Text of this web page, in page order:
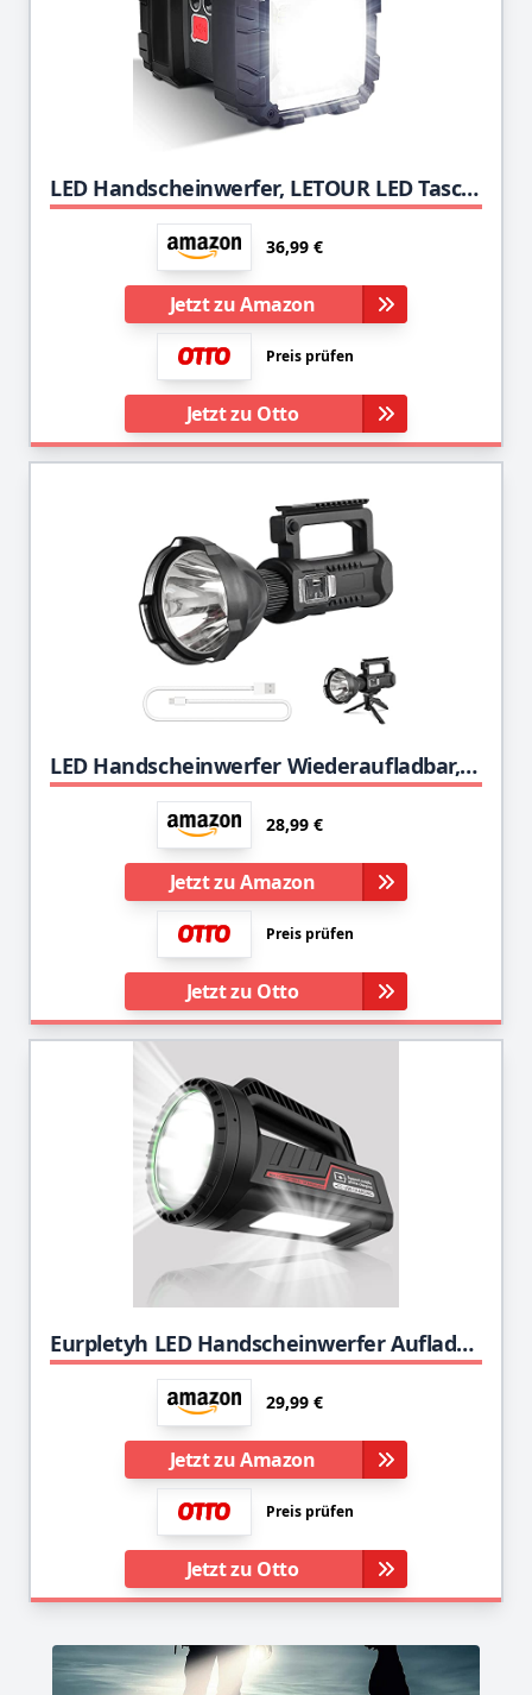
LED Handscheinwerfer, LETOUR LED Taschenlampe 1200LM Ultra-Long Standby Hochleistungs wasserdichte Campinglaterne 7 Modi Superheller LED Suchscheinwerfer mit USB Ausgangsstrombank
36,99 €
Jetzt zu Amazon
Preis prüfen
Jetzt zu Otto
LED Handscheinwerfer Wiederaufladbar, Super Hell 8000 Lumen Led Taschenlampe, 4 Modi Wasserdicht Led-taschenlampen für Outdoor, Abenteuer, Wandern, Notfall, mit Akku
28,99 €
Jetzt zu Amazon
Preis prüfen
Jetzt zu Otto
Eurpletyh LED Handscheinwerfer Aufladbar Akku Campinglampen mit 6500mAh Powerbank Handlampe mit Warnlicht, Tragbare Taschenlampe Suchlicht Laterne für Notfall Camping Wohnmobil Wagen Wandern Men Gift
29,99 €
Jetzt zu Amazon
Preis prüfen
Jetzt zu Otto